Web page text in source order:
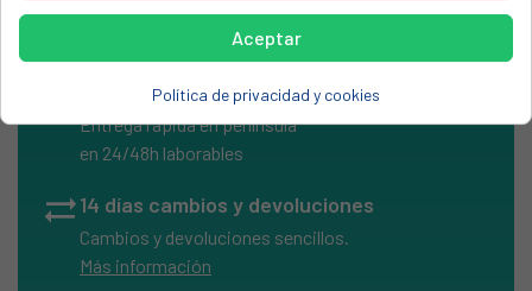
Envíos Express
Entrega rápida en península
en 24/48h laborables
sync_alt14 días cambios y devoluciones
Cambios y devoluciones sencillos.
Más información
Aceptar
Política de privacidad y cookies